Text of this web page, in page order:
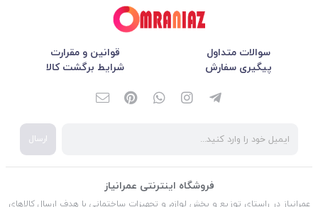
سوالات متداول
قوانین و مقرارت
پیگیری سفارش
شرایط برگشت کالا
ارسال
فروشگاه اینترنتی عمرانیاز
عمرانیاز در راستای توزیع و پخش لوازم و تجهیزات ساختمانی با هدف ارسال کالاهای